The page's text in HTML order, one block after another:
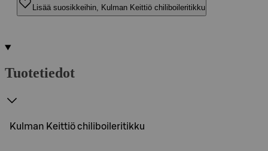
Lisää suosikkeihin, Kulman Keittiö chiliboileritikku
Tuotetiedot
Kulman Keittiö chiliboileritikku